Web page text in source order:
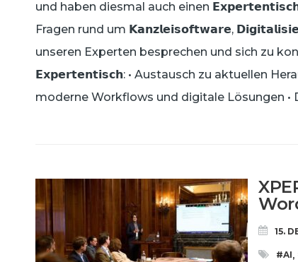
und haben diesmal auch einen
Fragen rund um 𝗞𝗮𝗻𝘇𝗹𝗲𝗶𝘀𝗼𝗳𝘁𝘄𝗮𝗿𝗲,
unseren Experten besprechen und sich zu
𝗘𝘅𝗽𝗲𝗿𝘁𝗲𝗻𝘁𝗶𝘀𝗰𝗵: • Austausch zu aktuellen
moderne Workflows und digitale Lösungen •
15.
#AI,